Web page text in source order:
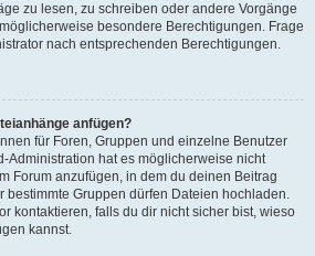
zu lesen, zu schreiben oder andere Vorgänge
besondere Berechtigungen. Frage
nach entsprechenden Berechtigungen.
anfügen?
für Foren, Gruppen und einzelne Benutzer
Administration hat es möglicherweise nicht
Forum anzufügen, in dem du deinen Beitrag
bestimmte Gruppen dürfen Dateien hochladen.
kontaktieren, falls du dir nicht sicher bist, wieso
kannst.